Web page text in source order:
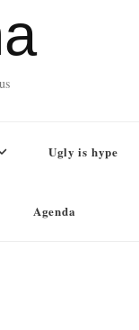
Ugly is hype
Agenda